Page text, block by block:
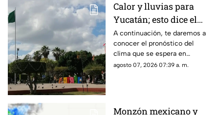
Calor y lluvias para
Yucatán; esto dice el
pronóstico del clima
para hoy, viernes 7 de
agosto
A continuación, te daremos a
conocer el pronóstico del
clima que se espera en
Yucatán el día de hoy, en el
agosto 07, 2026 07:39 a. m.
Monzón mexicano y